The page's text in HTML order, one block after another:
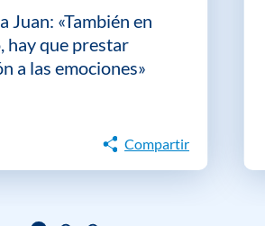
Juan: «También en
hay que prestar
a las emociones»
Compartir